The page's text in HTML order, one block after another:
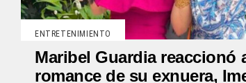
ENTRETENIMIENTO
Maribel Guardia reaccionó
romance de su exnuera,